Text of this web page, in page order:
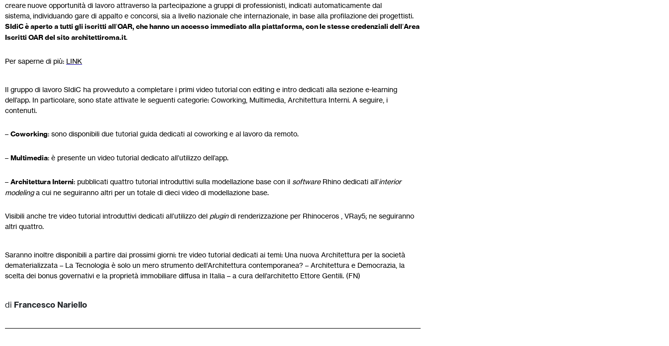
creare nuove opportunità di lavoro attraverso la partecipazione a gruppi di professionisti, indicati automaticamente dal
sistema, individuando gare di appalto e concorsi, sia a livello nazionale che internazionale, in base alla profilazione dei progettisti.
SIdiC è aperto a tutti gli iscritti all’OAR, che hanno un accesso immediato alla piattaforma, con le stesse credenziali dell’Area
Iscritti OAR del sito architettiroma.it.
Per saperne di più: LINK
Il gruppo di lavoro SIdiC ha provveduto a completare i primi video tutorial con editing e intro dedicati alla sezione e-learning
dell’app. In particolare, sono state attivate le seguenti categorie: Coworking, Multimedia, Architettura Interni. A seguire, i
contenuti.
– Coworking: sono disponibili due tutorial guida dedicati al coworking e al lavoro da remoto.
– Multimedia: è presente un video tutorial dedicato all’utilizzo dell’app.
– Architettura Interni: pubblicati quattro tutorial introduttivi sulla modellazione base con il softwareRhino dedicati all’interior
modelinga cui ne seguiranno altri per un totale di dieci video di modellazione base.
Visibili anche tre video tutorial introduttivi dedicati all’utilizzo del plugindi renderizzazione per Rhinoceros , VRay5; ne seguiranno
altri quattro.
Saranno inoltre disponibili a partire dai prossimi giorni: tre video tutorial dedicati ai temi: Una nuova Architettura per la società
dematerializzata – La Tecnologia è solo un mero strumento dell’Architettura contemporanea? – Architettura e Democrazia, la
scelta dei bonus governativi e la proprietà immobiliare diffusa in Italia – a cura dell’architetto Ettore Gentili. (FN)
di Francesco Nariello